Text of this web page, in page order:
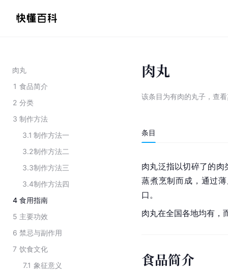
肉丸
1 食品简介
2 分类
3 制作方法
3.1 制作方法一
3.2制作方法二
3.3制作方法三
3.4制作方法四
4 食用指南
5 主要功效
6 禁忌与副作用
7 饮食文化
7.1 象征意义
肉丸
该条目为有肉的丸子 ， 查看
条目
肉丸泛指以切碎了的
蒸煮烹制而成，通过
口。
肉丸在全国各地均有，
食品简介